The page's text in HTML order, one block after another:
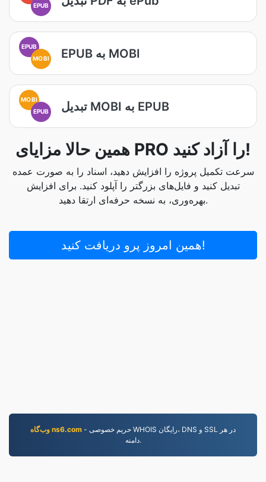
EPUB
EPUB
MOBI
EPUB به MOBI
MOBI
EPUB
تبدیل MOBI به EPUB
همین حالا مزایای PRO را آزاد کنید!
سرعت تکمیل پروژه را افزایش دهید، اسناد را به صورت عمده
تبدیل کنید و فایل‌های بزرگتر را آپلود کنید. برای افزایش
بهره‌وری، به نسخه حرفه‌ای ارتقا دهید.
همین امروز پرو دریافت کنید!
وب‌گاه ns6.com - حریم خصوصی WHOIS رایگان، DNS و SSL در هر
دامنه.